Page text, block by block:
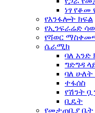
ነፃ የቆመ
የእንፋሎት ክፍል
የኢንፍራሬድ
የሻወር
ሴራሚክ
ባለ አንድ
ግድግዳ
ባለ
ተፋሰስ
የሽንት
ቢዴት
የመታጠቢያ ቤት